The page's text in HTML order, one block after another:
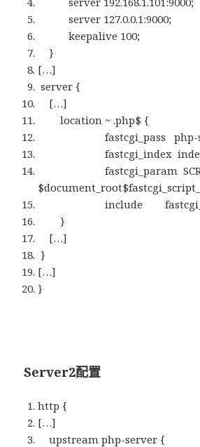
server 127.0.0.1:9000;
keepalive 100;
}
[…]
server {
[…]
location ~ .php$ {
fastcgi_pass php-
fastcgi_index
fastcgi_param
include
}
[…]
}
[…]
}
Server2配置
http {
[…]
upstream php-server {